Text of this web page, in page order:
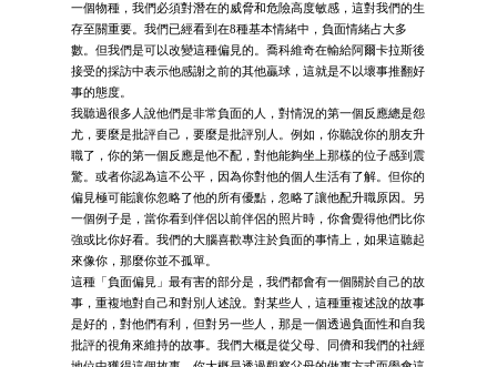
一個物種，我們必須對潛在的威脅和危險高度敏感，這對我們的生
存至關重要。我們已經看到在8種基本情緒中，負面情緒占大多
數。但我們是可以改變這種偏見的。喬科維奇在輸給阿爾卡拉斯後
接受的採訪中表示他感謝之前的其他贏球，這就是不以壞事推翻好
事的態度。
我聽過很多人說他們是非常負面的人，對情況的第一個反應總是怨
尤，要麼是批評自己，要麼是批評別人。例如，你聽說你的朋友升
職了，你的第一個反應是他不配，對他能夠坐上那樣的位子感到震
驚。或者你認為這不公平，因為你對他的個人生活有了解。但你的
偏見極可能讓你忽略了他的所有優點，忽略了讓他配升職原因。另
一個例子是，當你看到伴侶以前伴侶的照片時，你會覺得他們比你
強或比你好看。我們的大腦喜歡專注於負面的事情上，如果這聽起
來像你，那麼你並不孤單。
這種「負面偏見」最有害的部分是，我們都會有一個關於自己的故
事，重複地對自己和對別人述說。對某些人，這種重複述說的故事
是好的，對他們有利，但對另一些人，那是一個透過負面性和自我
批評的視角來維持的故事。我們大概是從父母、同儕和我們的社經